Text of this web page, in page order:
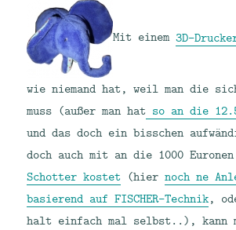
Mit einem3D-
wie niemand hat, weil man die
muss (außer man hat so an die
und das doch ein bisschen
doch auch mit an die 1000
Schotter kostet (hiernoch ne
basierend auf FISCHER-Technik,
halt einfach mal selbst..), kann